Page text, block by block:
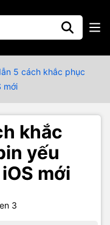
5 cách khắc phục
mới
khắc
yếu
mới
3